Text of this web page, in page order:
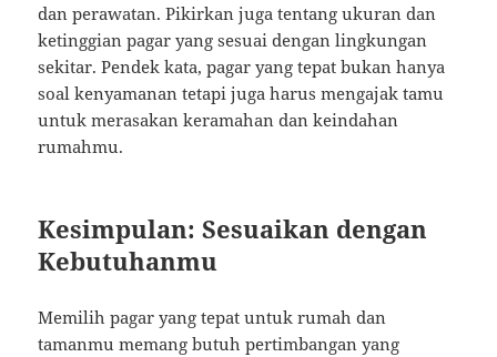
dan perawatan. Pikirkan juga tentang ukuran dan
ketinggian pagar yang sesuai dengan lingkungan
sekitar. Pendek kata, pagar yang tepat bukan hanya
soal kenyamanan tetapi juga harus mengajak tamu
untuk merasakan keramahan dan keindahan
rumahmu.
Kesimpulan: Sesuaikan dengan
Kebutuhanmu
Memilih pagar yang tepat untuk rumah dan
tamanmu memang butuh pertimbangan yang